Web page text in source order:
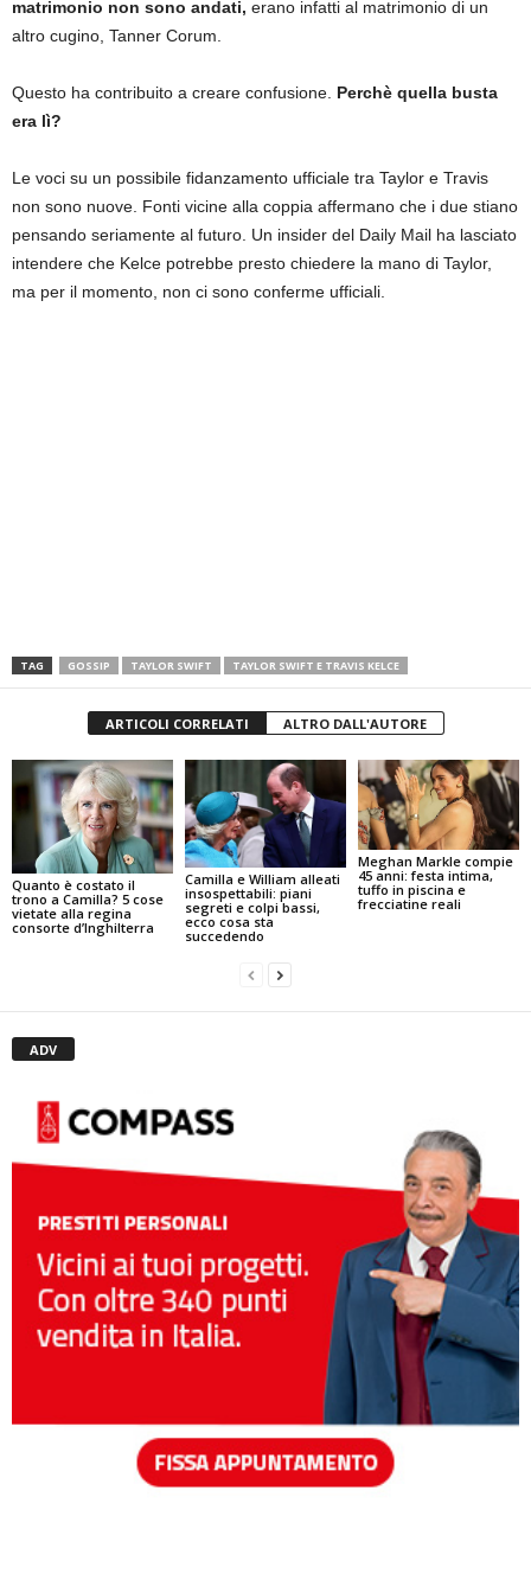
matrimonio non sono andati, erano infatti al matrimonio di un
altro cugino, Tanner Corum.
Questo ha contribuito a creare confusione. Perchè quella busta
era lì?
Le voci su un possibile fidanzamento ufficiale tra Taylor e Travis
non sono nuove. Fonti vicine alla coppia affermano che i due stiano
pensando seriamente al futuro. Un insider del Daily Mail ha lasciato
intendere che Kelce potrebbe presto chiedere la mano di Taylor,
ma per il momento, non ci sono conferme ufficiali.
TAG GOSSIP TAYLOR SWIFT TAYLOR SWIFT E TRAVIS KELCE
ARTICOLI CORRELATI ALTRO DALL'AUTORE
Quanto è costato il
trono a Camilla? 5 cose
vietate alla regina
consorte d’Inghilterra
Camilla e William alleati
insospettabili: piani
segreti e colpi bassi,
ecco cosa sta
succedendo
Meghan Markle compie
45 anni: festa intima,
tuffo in piscina e
frecciatine reali
ADV